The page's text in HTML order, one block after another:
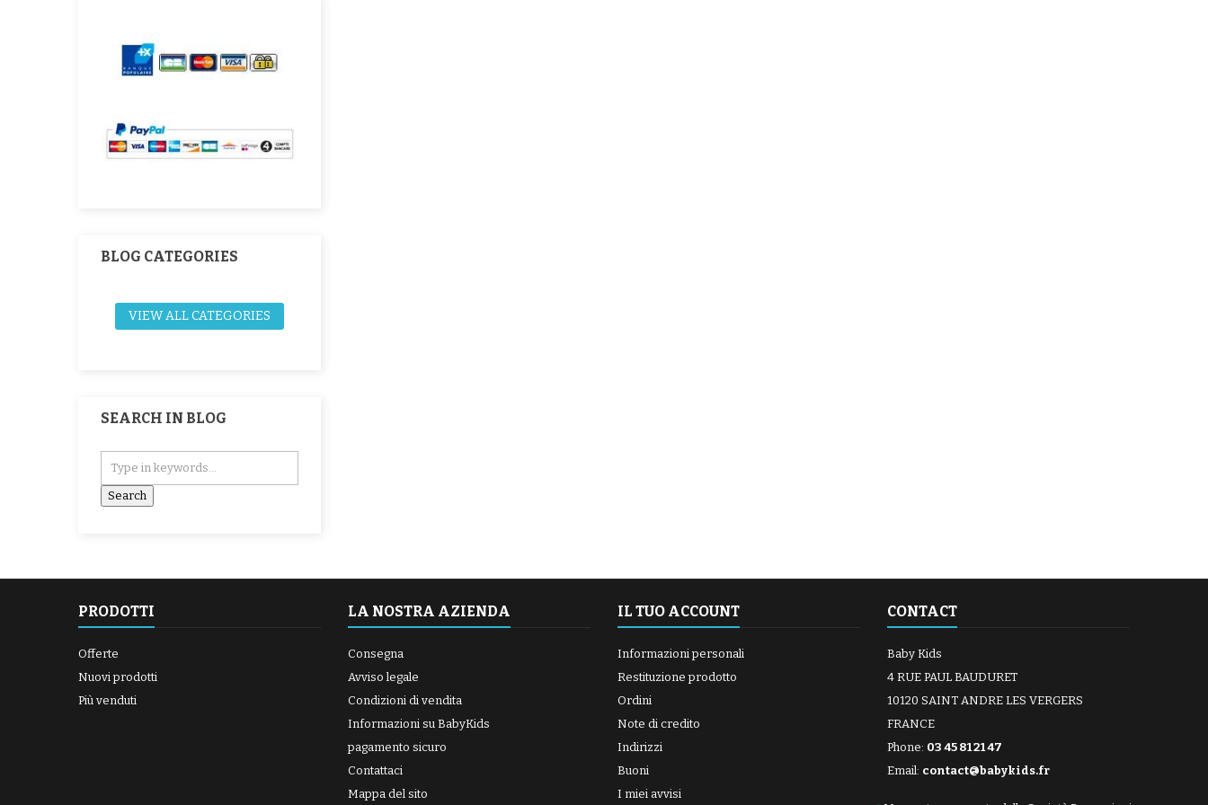
BLOG CATEGORIES
VIEW ALL CATEGORIES
SEARCH IN BLOG
PRODOTTI
Offerte
Nuovi prodotti
Più venduti
LA NOSTRA AZIENDA
Consegna
Avviso legale
Condizioni di vendita
Informazioni su BabyKids
pagamento sicuro
Contattaci
Mappa del sito
IL TUO ACCOUNT
Informazioni personali
Restituzione prodotto
Ordini
Note di credito
Indirizzi
Buoni
I miei avvisi
CONTACT
Baby Kids
4 RUE PAUL BAUDURET
10120 SAINT ANDRE LES VERGERS
FRANCE
Phone: 03 45 81 21 47
Email: contact@babykids.fr